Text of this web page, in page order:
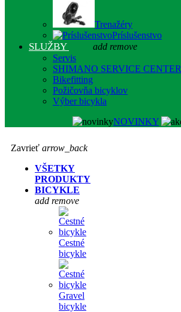
Trenažéry
Príslušenstvo
SLUŽBY add remove
Servis
SHIMANO SERVICE CENTER
Bikefitting
Požičovňa bicyklov
Výber bicykla
NOVINKY
Zavrieť arrow_back
VŠETKY
PRODUKTY
BICYKLE
add remove
Cestné
bicykle
Gravel
bicykle